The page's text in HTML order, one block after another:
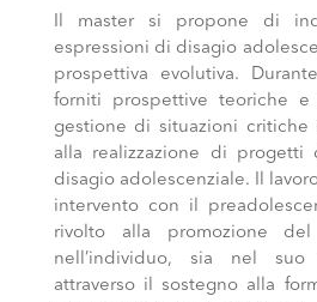
Il master si propone di
espressioni di disagio
prospettiva evolutiva.
forniti prospettive teoriche
gestione di situazioni critiche
alla realizzazione di progetti
disagio adolescenziale. Il
intervento con il
rivolto alla promozione del
nell’individuo, sia nel
attraverso il sostegno alla